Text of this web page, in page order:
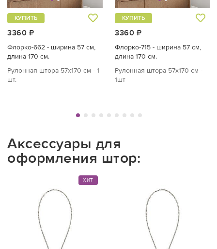
3360 ₽
КУПИТЬ
Флорко-662 - ширина 57 см,
длина 170 см.
Рулонная штора 57х170 см - 1
шт.
3360 ₽
КУПИТЬ
Флорко-715 - ширина 57 см,
длина 170 см.
Рулонная штора 57х170 см -
1шт
Аксессуары для
оформления штор:
ХИТ